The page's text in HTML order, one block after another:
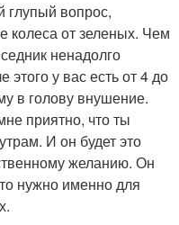
глупый вопрос,
колеса от зеленых. Чем
ненадолго
этого у вас есть от 4 до
в голову внушение.
приятно, что ты
И он будет это
желанию. Он
нужно именно для